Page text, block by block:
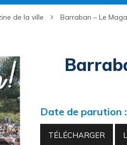
de la ville Barraban – Le
Date de parution
TÉLÉCHARGER